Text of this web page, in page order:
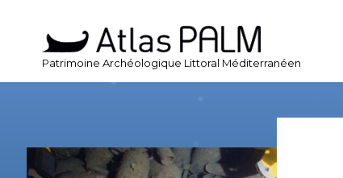
Patrimoine Archéologique Littoral Méditerranéen